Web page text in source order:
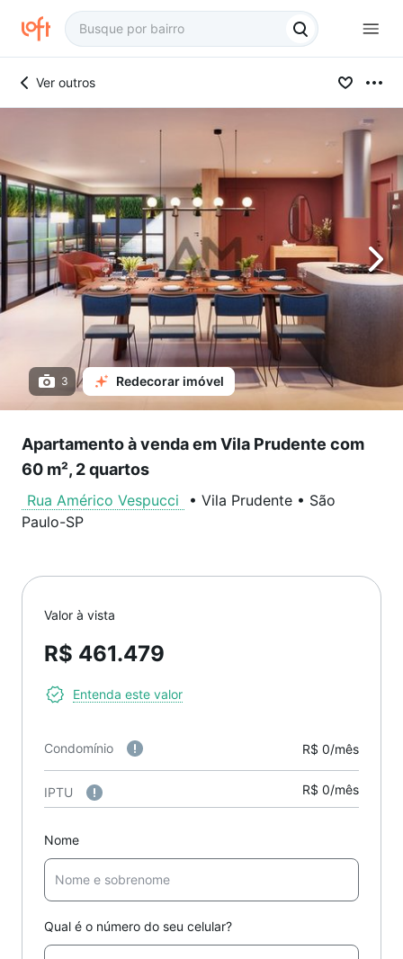
Ver outros
3 Redecorar imóvel
Apartamento à venda em Vila Prudente com
60 m², 2 quartos
Rua Américo Vespucci • Vila Prudente • São
Paulo-SP
Valor à vista
R$ 461.479
Entenda este valor
Condomínio R$ 0/mês
IPTU R$ 0/mês
Nome
Qual é o número do seu celular?